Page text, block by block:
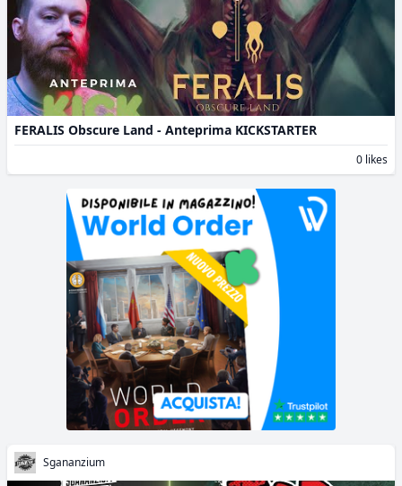
FERALIS Obscure Land - Anteprima KICKSTARTER
0 likes
Sgananzium